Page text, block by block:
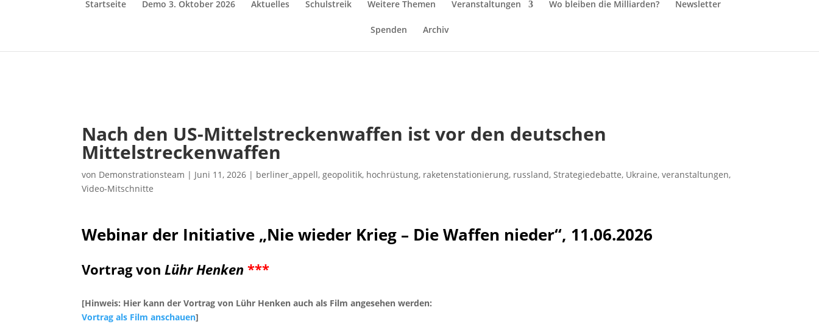
Startseite Demo 3. Oktober 2026 Aktuelles Schulstreik Weitere Themen Veranstaltungen Wo bleiben die Milliarden? Newsletter
Spenden Archiv
Nach den US-Mittelstreckenwaffen ist vor den deutschen
Mittelstreckenwaffen
von Demonstrationsteam | Juni 11, 2026 | berliner_appell,geopolitik, hochrüstung, raketenstationierung, russland,Strategiedebatte, Ukraine,veranstaltungen,
Video-Mitschnitte
Webinar der Initiative „Nie wieder Krieg – Die Waffen nieder“, 11.06.2026
Vortrag vonLühr Henken ***
[Hinweis: Hier kann der Vortrag von Lühr Henken auch als Film angesehen werden:
Vortrag als Film anschauen]